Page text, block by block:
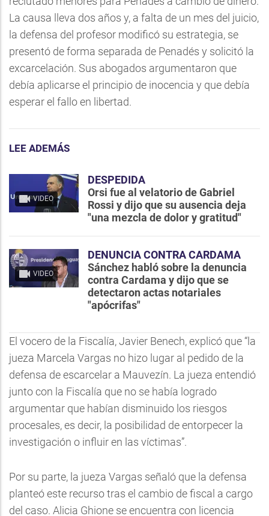
La causa lleva dos años y, a falta de un mes del juicio,
la defensa del profesor modificó su estrategia, se
presentó de forma separada de Penadés y solicitó la
excarcelación. Sus abogados argumentaron que
debía aplicarse el principio de inocencia y que debía
esperar el fallo en libertad.
LEE ADEMÁS
VIDEO
DESPEDIDA
Orsi fue al velatorio de Gabriel
Rossi y dijo que su ausencia deja
"una mezcla de dolor y gratitud"
VIDEO
DENUNCIA CONTRA CARDAMA
Sánchez habló sobre la denuncia
contra Cardama y dijo que se
detectaron actas notariales
"apócrifas"
El vocero de la Fiscalía, Javier Benech, explicó que “la
jueza Marcela Vargas no hizo lugar al pedido de la
defensa de escarcelar a Mauvezín. La jueza entendió
junto con la Fiscalía que no se había logrado
argumentar que habían disminuido los riesgos
procesales, es decir, la posibilidad de entorpecer la
investigación o influir en las víctimas”.
Por su parte, la jueza Vargas señaló que la defensa
planteó este recurso tras el cambio de fiscal a cargo
del caso. Alicia Ghione se encuentra con licencia